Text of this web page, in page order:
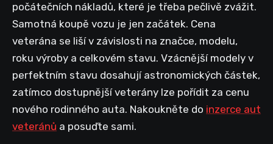
počátečních nákladů, které je třeba pečlivě zvážit.
Samotná koupě vozu je jen začátek. Cena
veterána se liší v závislosti na značce, modelu,
roku výroby a celkovém stavu. Vzácnější modely v
perfektním stavu dosahují astronomických částek,
zatímco dostupnější veterány lze pořídit za cenu
nového rodinného auta. Nakoukněte do inzerce aut
veteránů a posuďte sami.